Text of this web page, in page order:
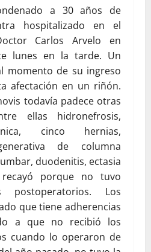
a 30 años de
hospitalizado en el
Carlos Arvelo en
lunes en la tarde. Un
momento de su ingreso
afectación en un riñón.
todavía padece otras
ellas hidronefrosis,
cinco hernias,
de columna
duodenitis, ectasia
recayó porque no tuvo
postoperatorios. Los
que tiene adherencias
a que no recibió los
cuando lo operaron de